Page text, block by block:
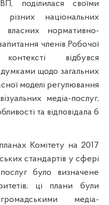
поділилася своїми
національних
власних нормативно-
членів Робочої
відбувся
щодо загальних
моделі регулювання
медіа-послуг,
та відповідала б
Комітету на 2017
стандартів у сфері
було визначене
ці плани були
медіа-